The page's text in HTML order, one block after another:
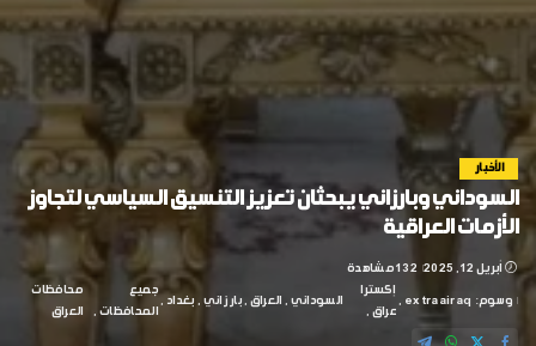
الأخبار
السوداني وبارزاني يبحثان تعزيز التنسيق السياسي لتجاوز
الأزمات العراقية
أبريل 12, 2025 132 مشاهدة
وسوم: extraairaq
إكسترا
عراق
السوداني العراق بارزاني بغداد
جميع
المحافظات
محافظات
العراق